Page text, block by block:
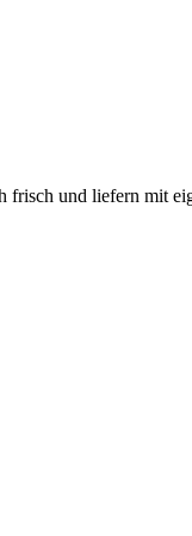
und liefern mit